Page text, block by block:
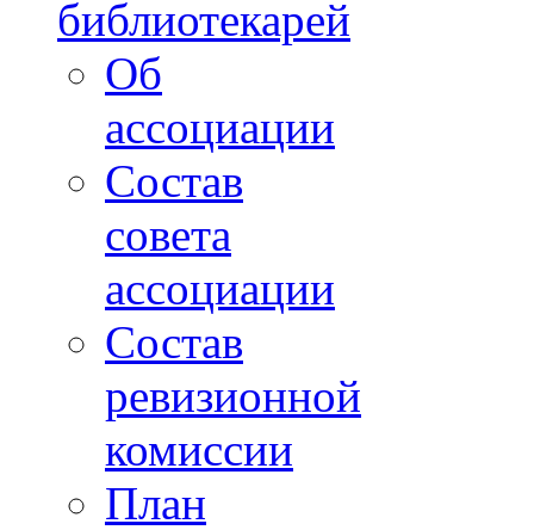
библиотекарей
Об
ассоциации
Состав
совета
ассоциации
Состав
ревизионной
комиссии
План